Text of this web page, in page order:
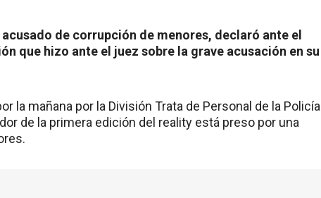
de corrupción de menores, declaró ante el
que hizo ante el juez sobre la grave acusación en su
la mañana por la División Trata de Personal de la Policía
de la primera edición del reality está preso por una